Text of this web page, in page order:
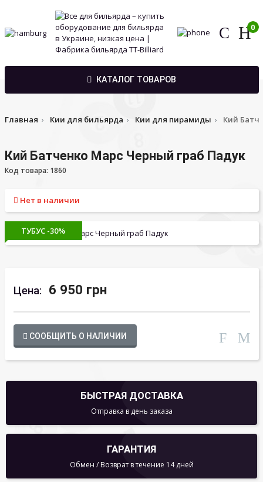
0
КАТАЛОГ ТОВАРОВ
Главная Кии для бильярда Кии для пирамиды Кий
Кий Батченко Марс Черный граб Падук
Код товара: 1860
Нет в наличии
ТУБУС -30%
Цена: 6 950 грн
СООБЩИТЬ О НАЛИЧИИ
БЫСТРАЯ ДОСТАВКА
Отправка в день заказа
ГАРАНТИЯ
Обмен / Возврат в течение 14 дней